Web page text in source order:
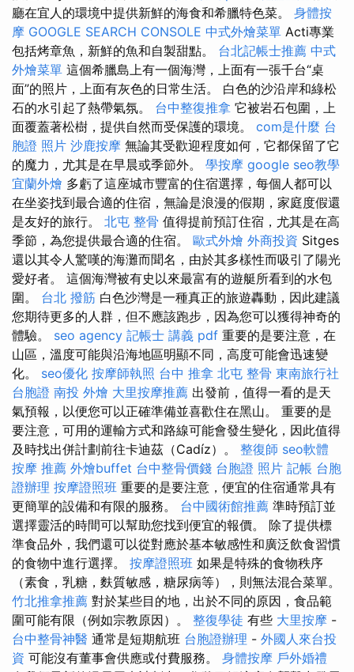
廳在宜人的環境中提供新鮮的海食和希臘特色菜。 身體按
摩 GOOGLE SEARCH CONSOLE 中式外燴菜單 Acti專業
包括烤章魚，新鮮的魚和自製甜點。 台北記帳士推薦 中式
外燴菜單 這個希臘島上有一個海灣，上面有一張千台“桌
面”的照片，上面有灰色的日常生活。 白色的沙沿岸和綠松
石的水引起了熱帶氣氛。 台中整復推拿 它被岩石包圍，上
面覆蓋著松樹，提供自然而受保護的環境。 com是什麼 台
胞證 照片 沙鹿按摩 無論其受歡迎程度如何，它都保留了它
的魔力，尤其是在早晨或季節外。 學按摩 google seo教學
宜蘭外燴 多虧了這座城市豐富的住宿選擇，每個人都可以
在坐姿找到最合適的住宿，無論是浪漫的假期，家庭度假還
是友好的旅行。 北屯 整骨 值得提前預訂住宿，尤其是在高
季節，為您提供最合適的住宿。 歐式外燴 外商投資 Sitges
還以其令人驚嘆的海灘而聞名，由於其多樣性而吸引了陽光
愛好者。 這個海灣被有史以來最富有的遊艇所看到的水包
圍。 台北 撥筋 白色沙灣是一種真正的旅遊轟動，因此建議
您期待更多的人群，但不應該跑步，因為您可以獲得神奇的
體驗。 seo agency 記帳士 講義 pdf 重要的是要注意，在
山區，溫度可能與沿海地區明顯不同，高度可能會迅速變
化。 seo優化 按摩師執照 台中 推拿 北屯 整骨 東南旅行社
台胞證 南投 外燴 大里按摩推薦 出發前，值得一看的是天
氣預報，以便您可以正確準備並喜歡住在黑山。 重要的是
要注意，可用的運輸方式和路線可能會發生變化，因此值得
及時找出併計劃前往卡迪茲（Cadíz）。 整復師 seo軟體
按摩 推薦 外燴buffet 台中整骨價錢 台胞證 照片 記帳 台胞
證辦理 按摩證照班 重要的是要注意，便宜的住宿通常具有
更簡單的設備和有限的服務。 台中國術館推薦 準時預訂並
選擇靈活的時間可以幫助您找到便宜的報價。 除了提供標
準食品外，我們還可以從對應於基本敏感性和廣泛飲食習慣
的食物中進行選擇。 按摩證照班 如果是特殊的食物秩序
（素食，乳糖，麩質敏感，糖尿病等），則無法混合菜單。
竹北推拿推薦 對於某些目的地，出於不同的原因，食品範
圍可能有限（例如宗教原因）。 整復學徒 有些 大里按摩 -
台中整骨神醫 通常是短期航班 台胞證辦理 - 外國人來台投
資 可能沒有董事會供應或付費服務。 身體按摩 戶外婚禮